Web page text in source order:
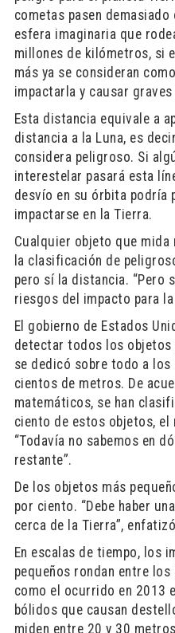
cometas pasen
esfera imaginaria que
millones de kilómetros, si
más ya se consideran
impactarla y causar graves
Esta distancia equivale a
distancia a la Luna, es
considera peligroso. Si
interestelar pasará esta
desvío en su órbita podría
impactarse en la Tierra.
Cualquier objeto que
la clasificación de
pero sí la distancia. “Pero
riesgos del impacto para
El gobierno de Estados
detectar todos los objetos
se dedicó sobre todo a
cientos de metros. De
matemáticos, se han
ciento de estos objetos, el
“Todavía no sabemos en
restante”.
De los objetos más
por ciento. “Debe haber
cerca de la Tierra”,
En escalas de tiempo, los
pequeños rondan entre
como el ocurrido en 2013
bólidos que causan
miden entre 20 y 30